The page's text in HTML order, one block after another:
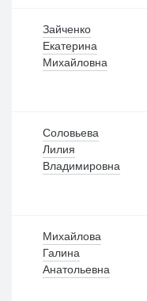
Зайченко
Екатерина
Михайловна
Соловьева
Лилия
Владимировна
Михайлова
Галина
Анатольевна